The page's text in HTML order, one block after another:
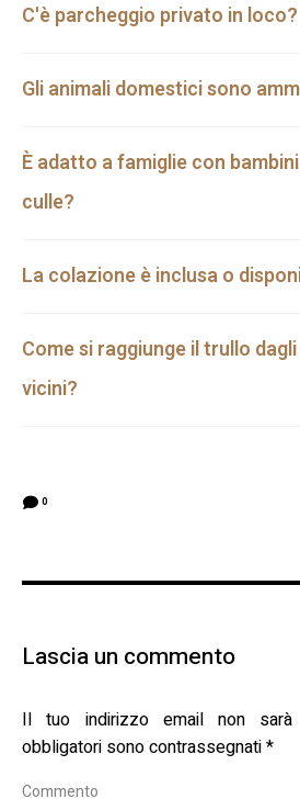
C'è parcheggio privato in loco?
Gli animali domestici sono
È adatto a famiglie con
culle?
La colazione è inclusa o
Come si raggiunge il trullo
vicini?
0
Lascia un commento
Il tuo indirizzo email non sarà
obbligatori sono contrassegnati*